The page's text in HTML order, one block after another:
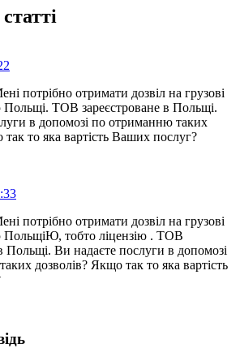
потрібно отримати дозвіл на грузові
Польщі. ТОВ зареєстроване в Польщі.
в допомозі по отриманню таких
так то яка вартість Ваших послуг?
потрібно отримати дозвіл на грузові
ПольщіЮ, тобто ліцензію . ТОВ
Польщі. Ви надаєте послуги в допомозі
дозволів? Якщо так то яка вартість